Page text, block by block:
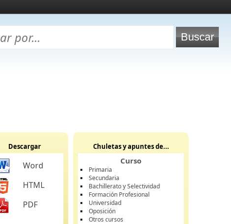
Descargar
Word
HTML
PDF
Chuletas y apuntes de...
Curso
Primaria
Secundaria
Bachillerato y Selectividad
Formación Profesional
Universidad
Oposición
Otros cursos